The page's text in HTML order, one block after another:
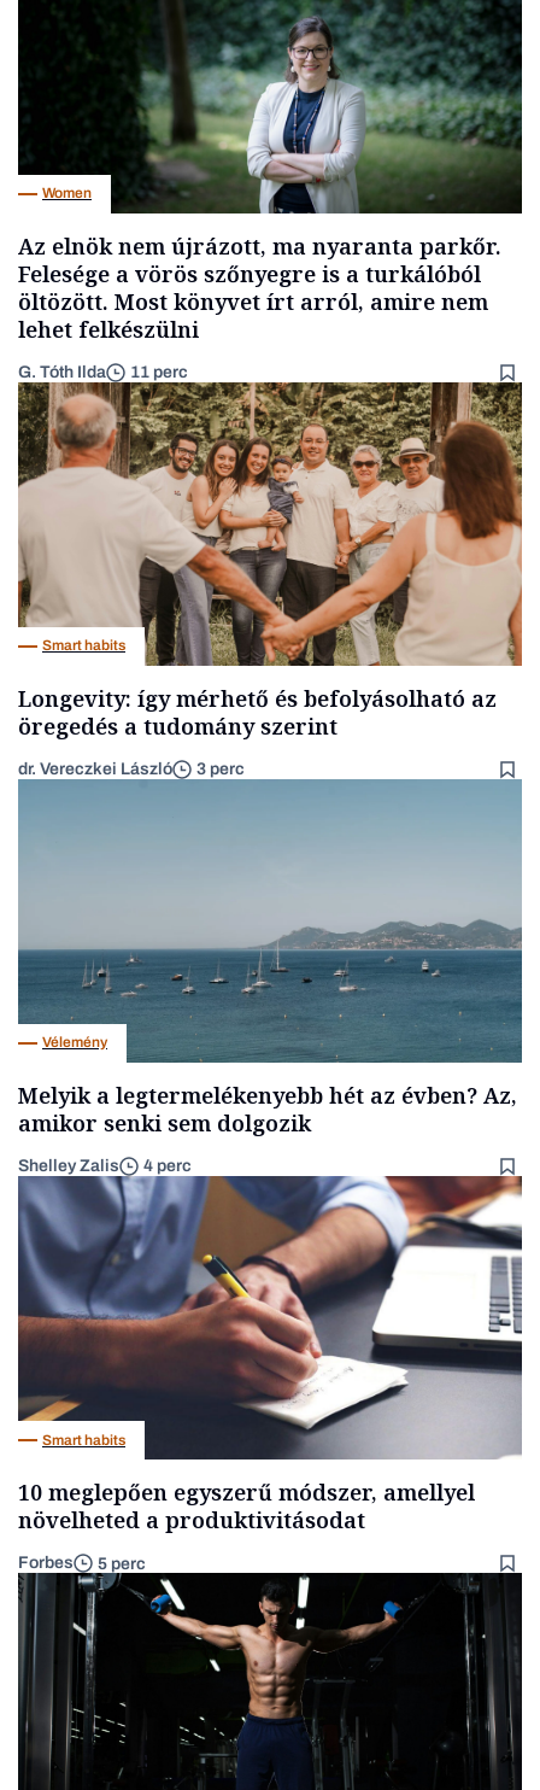
Women
Az elnök nem újrázott, ma nyaranta parkőr.
Felesége a vörös szőnyegre is a turkálóból
öltözött. Most könyvet írt arról, amire nem
lehet felkészülni
G. Tóth Ilda 11 perc
Smart habits
Longevity: így mérhető és befolyásolható az
öregedés a tudomány szerint
dr. Vereczkei László 3 perc
Vélemény
Melyik a legtermelékenyebb hét az évben? Az,
amikor senki sem dolgozik
Shelley Zalis 4 perc
Smart habits
10 meglepően egyszerű módszer, amellyel
növelheted a produktivitásodat
Forbes 5 perc